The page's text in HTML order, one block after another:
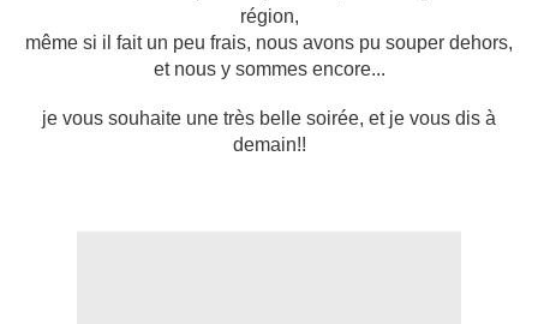
région,
même si il fait un peu frais, nous avons pu souper dehors,
et nous y sommes encore...
je vous souhaite une très belle soirée, et je vous dis à
demain!!